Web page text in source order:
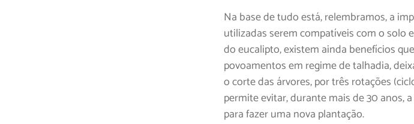
Na base de tudo está, relembramos, a
utilizadas serem compatíveis com o solo
do eucalipto, existem ainda benefícios
povoamentos em regime de talhadia,
o corte das árvores, por três rotações
permite evitar, durante mais de 30 anos,
para fazer uma nova plantação.